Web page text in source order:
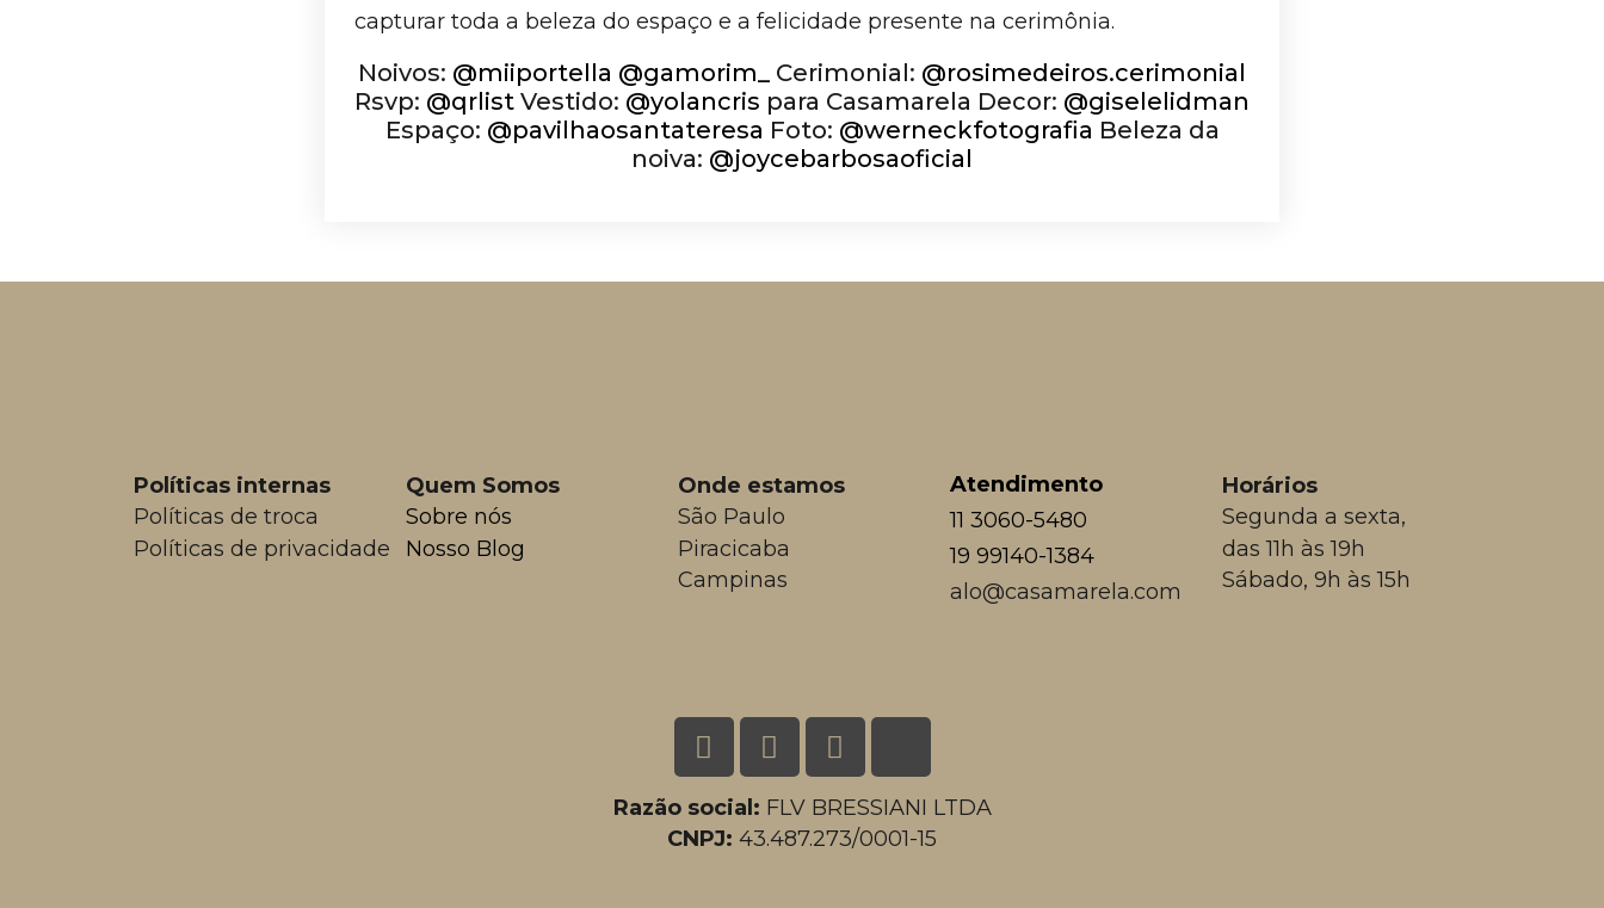
capturar toda a beleza do espaço e a felicidade presente na cerimônia.
Noivos: @miiportella @gamorim_ Cerimonial: @rosimedeiros.cerimonial
Rsvp: @qrlist Vestido: @yolancris para Casamarela Decor: @giselelidman
Espaço: @pavilhaosantateresa Foto: @werneckfotografia Beleza da
noiva: @joycebarbosaoficial
Políticas internas
Políticas de troca
Políticas de privacidade
Quem Somos
Sobre nós
Nosso Blog
Onde estamos
São Paulo
Piracicaba
Campinas
Atendimento
11 3060-5480
19 99140-1384
alo@casamarela.com
Horários
Segunda a sexta,
das 11h às 19h
Sábado, 9h às 15h
Razão social: FLV BRESSIANI LTDA
CNPJ: 43.487.273/0001-15